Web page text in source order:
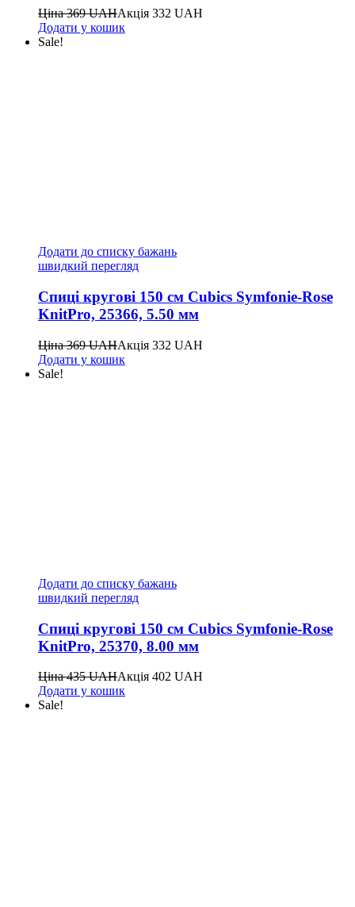
Ціна369UAHАкція 332 UAH
Додати у кошик
Sale!
Додати до списку бажань
швидкий перегляд
Спиці кругові 150 см Cubics Symfonie-Rose
KnitPro, 25366, 5.50 мм
Ціна369UAHАкція 332 UAH
Додати у кошик
Sale!
Додати до списку бажань
швидкий перегляд
Спиці кругові 150 см Cubics Symfonie-Rose
KnitPro, 25370, 8.00 мм
Ціна435UAHАкція 402 UAH
Додати у кошик
Sale!